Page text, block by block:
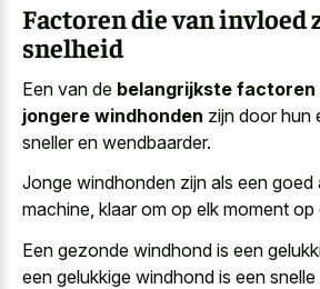
Factoren die van invloed
snelheid
Een van de belangrijkste factoren
jongere windhonden zijn door hun
sneller en wendbaarder.
Jonge windhonden zijn als een goed
machine, klaar om op elk moment op
Een gezonde windhond is een
een gelukkige windhond is een